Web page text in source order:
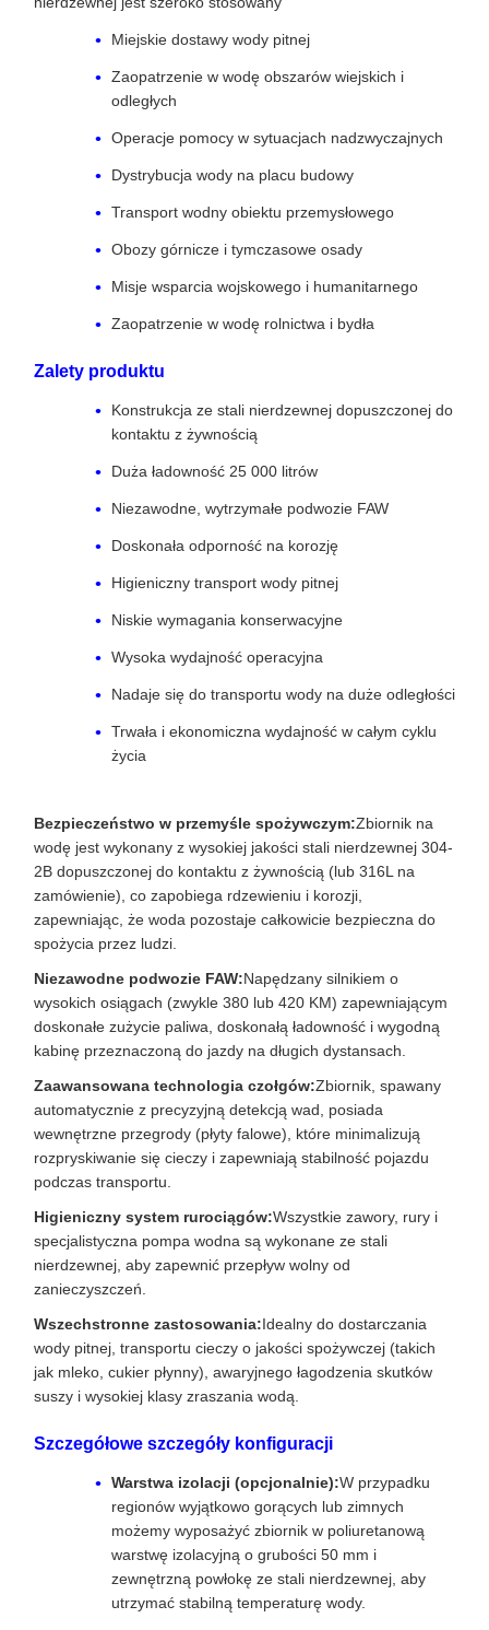
Miejskie dostawy wody pitnej
Zaopatrzenie w wodę obszarów wiejskich i
odległych
Operacje pomocy w sytuacjach nadzwyczajnych
Dystrybucja wody na placu budowy
Transport wodny obiektu przemysłowego
Obozy górnicze i tymczasowe osady
Misje wsparcia wojskowego i humanitarnego
Zaopatrzenie w wodę rolnictwa i bydła
Zalety produktu
Konstrukcja ze stali nierdzewnej dopuszczonej do
kontaktu z żywnością
Duża ładowność 25 000 litrów
Niezawodne, wytrzymałe podwozie FAW
Doskonała odporność na korozję
Higieniczny transport wody pitnej
Niskie wymagania konserwacyjne
Wysoka wydajność operacyjna
Nadaje się do transportu wody na duże odległości
Trwała i ekonomiczna wydajność w całym cyklu
życia
Bezpieczeństwo w przemyśle spożywczym:Zbiornik na
wodę jest wykonany z wysokiej jakości stali nierdzewnej 304-
2B dopuszczonej do kontaktu z żywnością (lub 316L na
zamówienie), co zapobiega rdzewieniu i korozji,
zapewniając, że woda pozostaje całkowicie bezpieczna do
spożycia przez ludzi.
Niezawodne podwozie FAW:Napędzany silnikiem o
wysokich osiągach (zwykle 380 lub 420 KM) zapewniającym
doskonałe zużycie paliwa, doskonałą ładowność i wygodną
kabinę przeznaczoną do jazdy na długich dystansach.
Zaawansowana technologia czołgów:Zbiornik, spawany
automatycznie z precyzyjną detekcją wad, posiada
wewnętrzne przegrody (płyty falowe), które minimalizują
rozpryskiwanie się cieczy i zapewniają stabilność pojazdu
podczas transportu.
Higieniczny system rurociągów:Wszystkie zawory, rury i
specjalistyczna pompa wodna są wykonane ze stali
nierdzewnej, aby zapewnić przepływ wolny od
zanieczyszczeń.
Wszechstronne zastosowania:Idealny do dostarczania
wody pitnej, transportu cieczy o jakości spożywczej (takich
jak mleko, cukier płynny), awaryjnego łagodzenia skutków
suszy i wysokiej klasy zraszania wodą.
Szczegółowe szczegóły konfiguracji
Warstwa izolacji (opcjonalnie):W przypadku
regionów wyjątkowo gorących lub zimnych
możemy wyposażyć zbiornik w poliuretanową
warstwę izolacyjną o grubości 50 mm i
zewnętrzną powłokę ze stali nierdzewnej, aby
utrzymać stabilną temperaturę wody.